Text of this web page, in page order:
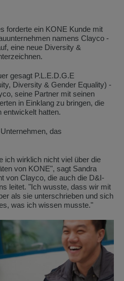
forderte ein KONE Kunde mit
namens Clayco -
eine neue Diversity &
gesagt P.L.E.D.G.E
Diversity & Gender Equality) -
seine Partner mit seinen
in Einklang zu bringen, die
entwickelt hatten.
das
ich wirklich nicht viel über die
von KONE", sagt Sandra
von Clayco, die auch die D&I-
leitet. "Ich wusste, dass wir mit
als sie unterschrieben und sich
was ich wissen musste."